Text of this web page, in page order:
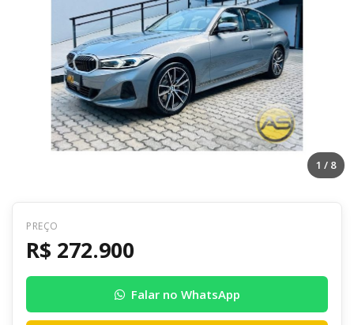
1 / 8
PREÇO
R$ 272.900
Falar no WhatsApp
Envie uma mensagem ao anunciante